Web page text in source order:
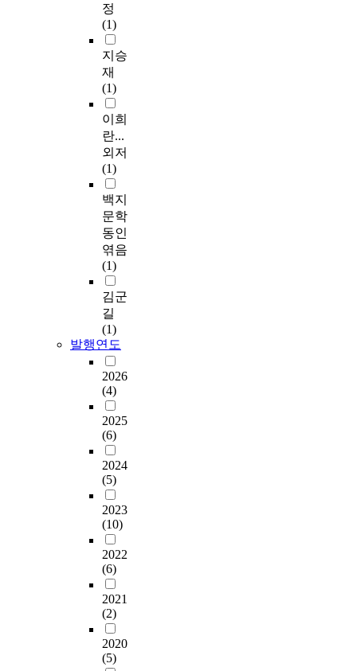
정
(1)
지승
재
(1)
이희
란...
외저
(1)
백지
문학
동인
엮음
(1)
김군
길
(1)
발행연도
2026
(4)
2025
(6)
2024
(5)
2023
(10)
2022
(6)
2021
(2)
2020
(5)